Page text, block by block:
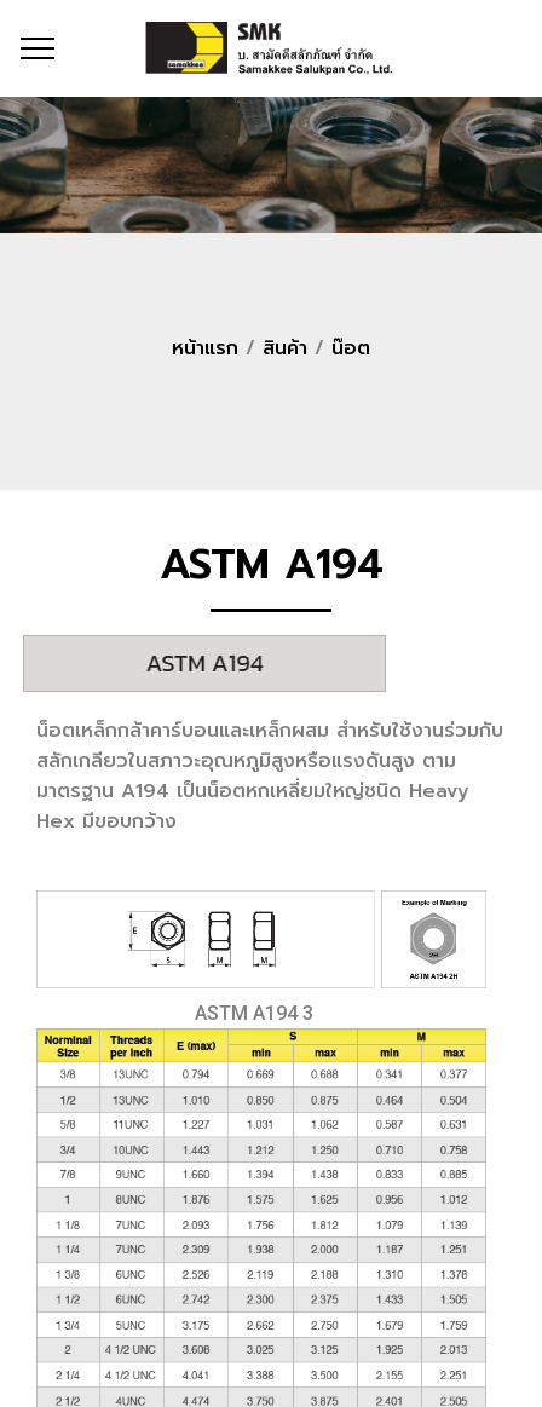
หน้าแรก / สินค้า / น๊อต
ASTM A194
น็อตเหล็กกล้าคาร์บอนและเหล็กผสม สำหรับใช้งานร่วมกับ
สลักเกลียวในสภาวะอุณหภูมิสูงหรือแรงดันสูง ตาม
มาตรฐาน A194 เป็นน็อตหกเหลี่ยมใหญ่ชนิด Heavy
Hex มีขอบกว้าง
ASTM A194 3